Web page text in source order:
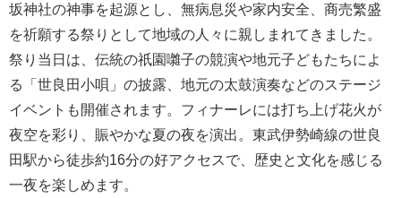
坂神社の神事を起源とし、無病息災や家内安全、商売繁盛
を祈願する祭りとして地域の人々に親しまれてきました。
祭り当日は、伝統の祇園囃子の競演や地元子どもたちによ
る「世良田小唄」の披露、地元の太鼓演奏などのステージ
イベントも開催されます。フィナーレには打ち上げ花火が
夜空を彩り、賑やかな夏の夜を演出。東武伊勢崎線の世良
田駅から徒歩約16分の好アクセスで、歴史と文化を感じる
一夜を楽しめます。